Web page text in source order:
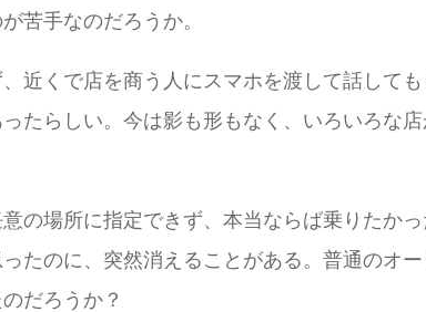
苦手なのだろうか。
近くで店を商う人にスマホを渡して話して
たらしい。今は影も形もなく、いろいろな
の場所に指定できず、本当ならば乗りたか
たのに、突然消えることがある。普通のオ
だろうか？